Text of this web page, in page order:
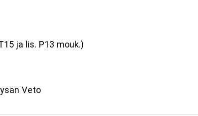
ja lis. P13 mouk.)
Veto